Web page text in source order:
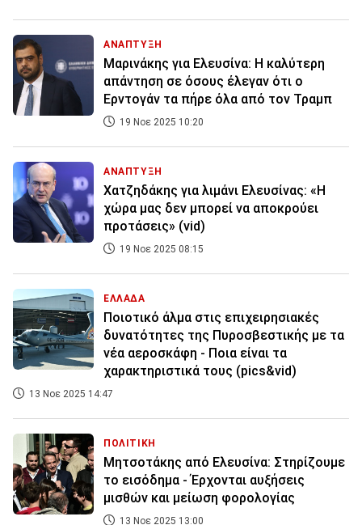
ΑΝΑΠΤΥΞΗ
Μαρινάκης για Ελευσίνα: Η καλύτερη
απάντηση σε όσους έλεγαν ότι ο
Ερντογάν τα πήρε όλα από τον Τραμπ
19 Νοε 2025 10:20
ΑΝΑΠΤΥΞΗ
Χατζηδάκης για λιμάνι Ελευσίνας: «Η
χώρα μας δεν μπορεί να αποκρούει
προτάσεις» (vid)
19 Νοε 2025 08:15
ΕΛΛΑΔΑ
Ποιοτικό άλμα στις επιχειρησιακές
δυνατότητες της Πυροσβεστικής με τα
νέα αεροσκάφη - Ποια είναι τα
χαρακτηριστικά τους (pics&vid)
13 Νοε 2025 14:47
ΠΟΛΙΤΙΚΗ
Μητσοτάκης από Ελευσίνα: Στηρίζουμε
το εισόδημα - Έρχονται αυξήσεις
μισθών και μείωση φορολογίας
13 Νοε 2025 13:00